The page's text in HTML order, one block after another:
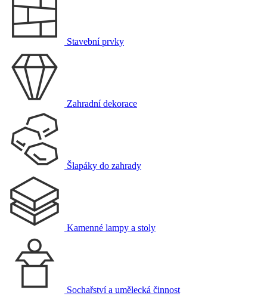
Stavební prvky
Zahradní dekorace
Šlapáky do zahrady
Kamenné lampy a stoly
Sochařství a umělecká činnost